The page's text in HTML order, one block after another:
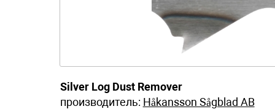
Silver Log Dust Remover
производитель: Håkansson Sågblad AB